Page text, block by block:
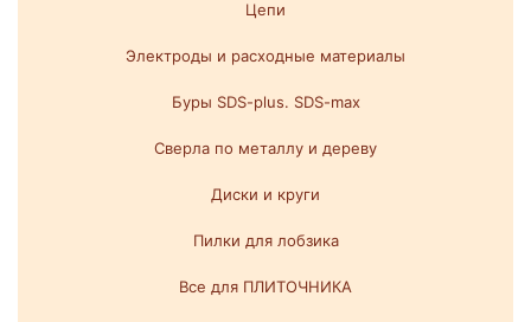
Цепи
Электроды и расходные материалы
Буры SDS-plus. SDS-max
Сверла по металлу и дереву
Диски и круги
Пилки для лобзика
Все для ПЛИТОЧНИКА